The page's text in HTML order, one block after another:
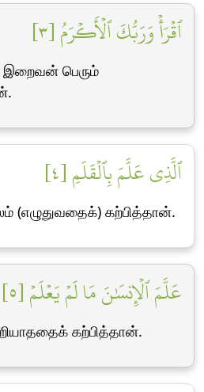
ٱقۡرَأۡ وَرَبُّكَ ٱلۡأَكۡرَمُ [٣]
இறைவன் பெரும்
ٱلَّذِي عَلَّمَ بِٱلۡقَلَمِ [٤]
(எழுதுவதைக்) கற்பித்தான்.
عَلَّمَ ٱلۡإِنسَٰنَ مَا لَمۡ يَعۡلَمۡ [٥]
கற்பித்தான்.